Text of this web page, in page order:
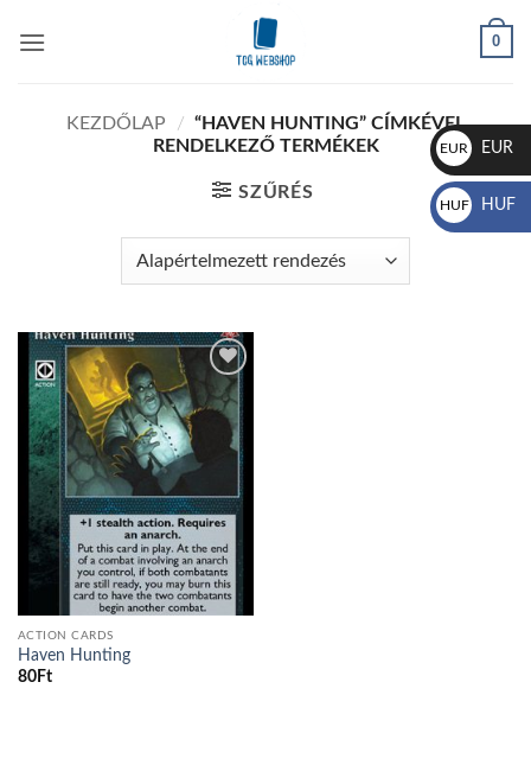
0
KEZDŐLAP / “HAVEN HUNTING” CÍMKÉVEL
RENDELKEZŐ TERMÉKEK
SZŰRÉS
Add to
wishlist
ACTION CARDS
Haven Hunting
80Ft
EUR
€
EUR
HUF
Ft
HUF